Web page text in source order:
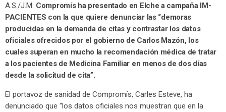
A.S./J.M. Compromís ha presentado en Elche a campaña IM-
PACIENTES con la que quiere denunciar las “demoras
producidas en la demanda de citas y contrastar los datos
oficiales ofrecidos por el gobierno de Carlos Mazón, los
cuales superan en mucho la recomendación médica de tratar
a los pacientes de Medicina Familiar en menos de dos días
desde la solicitud de cita”.
El portavoz de sanidad de Compromís, Carles Esteve, ha
denunciado que “los datos oficiales nos muestran que en la